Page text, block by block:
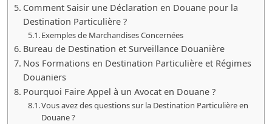
Comment Saisir une Déclaration en Douane pour la
Destination Particulière ?
Exemples de Marchandises Concernées
Bureau de Destination et Surveillance Douanière
Nos Formations en Destination Particulière et Régimes
Douaniers
Pourquoi Faire Appel à un Avocat en Douane ?
Vous avez des questions sur la Destination Particulière en
Douane ?